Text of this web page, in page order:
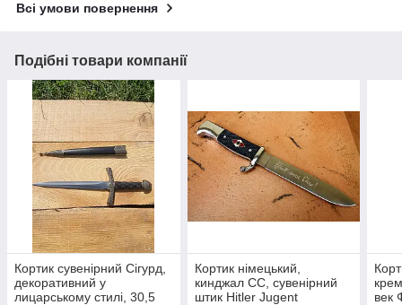
Всі умови повернення
Подібні товари компанії
Кортик сувенірний Сігурд,
декоративний у
лицарському стилі, 30,5
Кортик німецький,
кинджал СС, сувенірний
штик Hitler Jugent
век